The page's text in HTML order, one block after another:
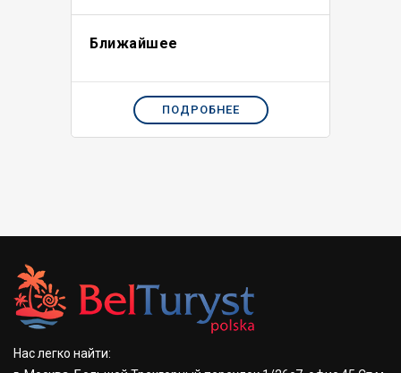
Ближайшее
ПОДРОБНЕЕ
Нас легко найти: